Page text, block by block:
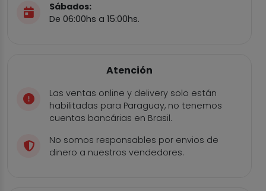
Sábados:
De 06:00hs a 15:00hs.
Atención
Las ventas online y delivery solo están
habilitadas para Paraguay, no tenemos
cuentas bancárias en Brasil.
No somos responsables por envios de
dinero a nuestros vendedores.